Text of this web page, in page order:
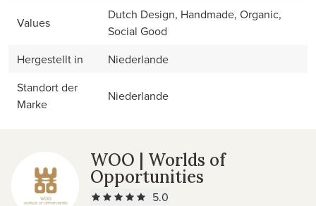
Values
Dutch Design, Handmade, Organic,
Social Good
Hergestellt in
Niederlande
Standort der
Marke
Niederlande
WOO | Worlds of
Opportunities
5.0